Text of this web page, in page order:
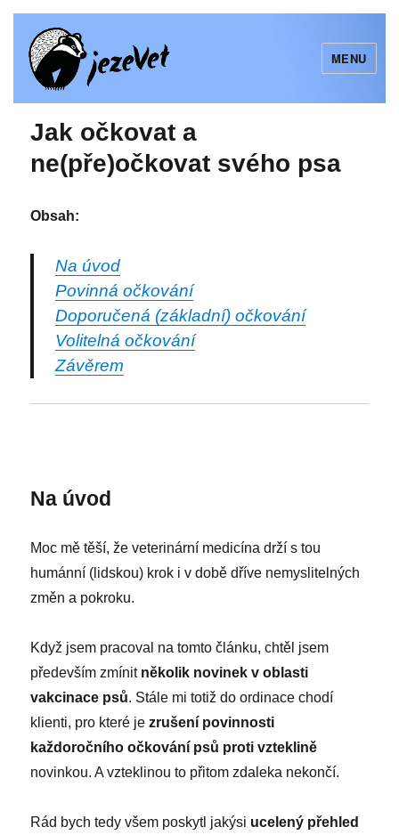
jezeVet
MENU
Jak očkovat a
ne(pře)očkovat svého psa
Obsah:
Na úvod
Povinná očkování
Doporučená (základní) očkování
Volitelná očkování
Závěrem
Na úvod
Moc mě těší, že veterinární medicína drží s tou
humánní (lidskou) krok i v době dříve nemyslitelných
změn a pokroku.
Když jsem pracoval na tomto článku, chtěl jsem
především zmínit několik novinek v oblasti
vakcinace psů. Stále mi totiž do ordinace chodí
klienti, pro které jezrušení povinnosti
každoročního očkování psů proti vzteklině
novinkou. A vzteklinou to přitom zdaleka nekončí.
Rád bych tedy všem poskytl jakýsi ucelený přehled